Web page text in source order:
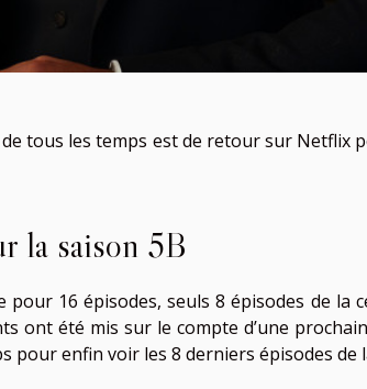
tous les temps est de retour sur Netflix
la saison 5B
pour 16 épisodes, seuls 8 épisodes de
ont été mis sur le compte d’une
pour enfin voir les 8 derniers épisodes de